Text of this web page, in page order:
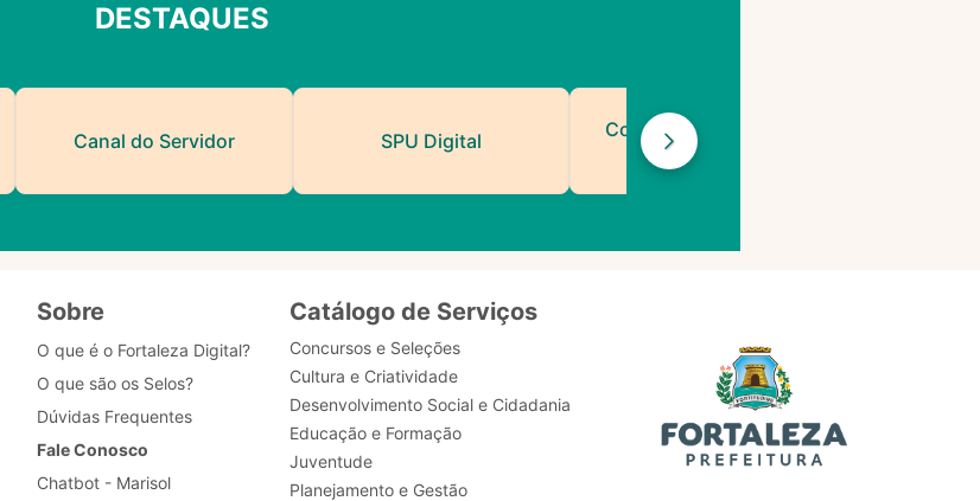
DESTAQUES
Canal do Servidor SPU Digital
Contatos de Protocolo
da PMF
Sobre
O que é o Fortaleza Digital?
O que são os Selos?
Dúvidas Frequentes
Fale Conosco
Chatbot - Marisol
Catálogo de Serviços
Concursos e Seleções
Cultura e Criatividade
Desenvolvimento Social e Cidadania
Educação e Formação
Juventude
Planejamento e Gestão